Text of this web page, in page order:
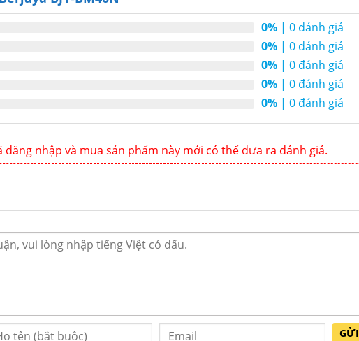
0% | 0 đánh giá
0% | 0 đánh giá
0% | 0 đánh giá
0% | 0 đánh giá
0% | 0 đánh giá
đăng nhập và mua sản phẩm này mới có thể đưa ra đánh giá.
GỬI